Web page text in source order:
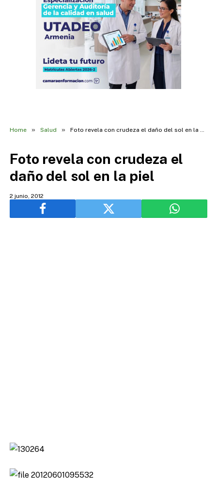
Home » Salud » Foto revela con crudeza el daño del sol en la piel
Foto revela con crudeza el
daño del sol en la piel
2 junio, 2012